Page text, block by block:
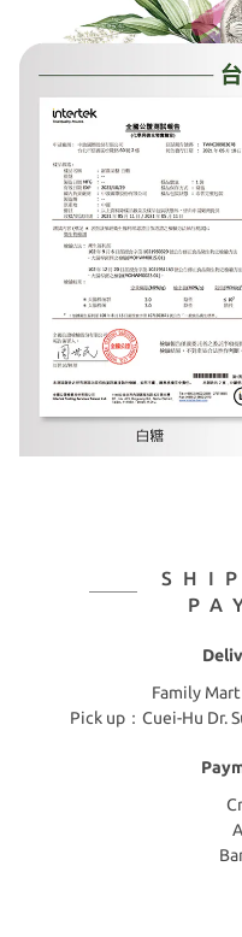
Family
Pick up：Cuei-Hu Dr.